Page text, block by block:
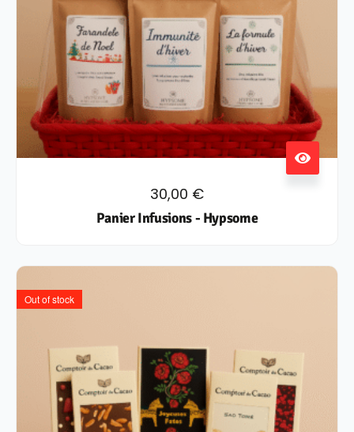
30,00 €
Panier Infusions - Hypsome
Out of stock